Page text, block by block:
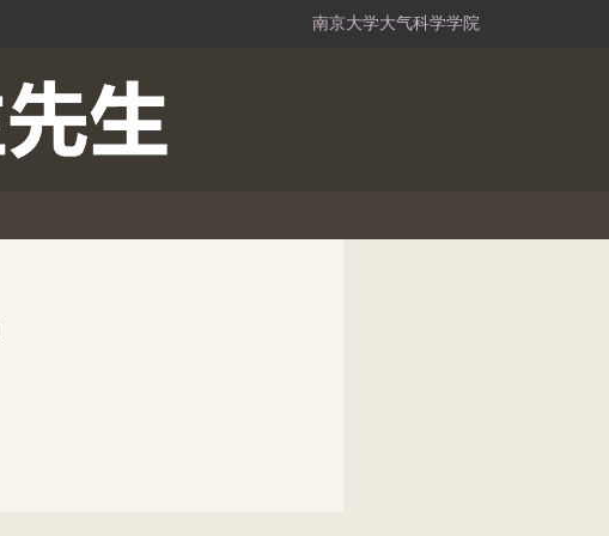
南京大学大气科学学院